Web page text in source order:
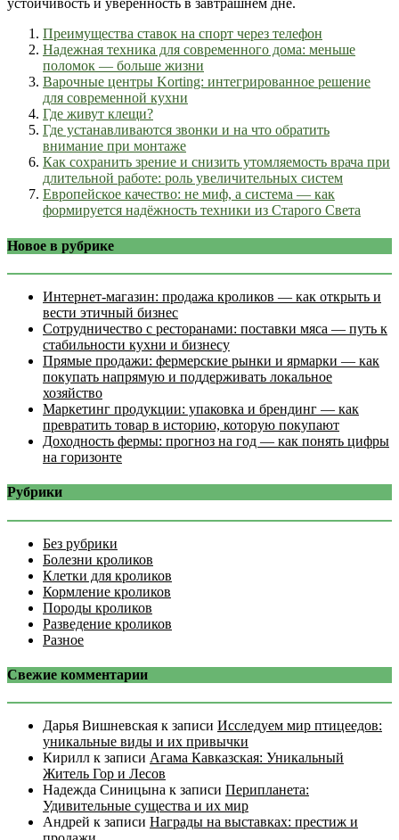
устойчивость и уверенность в завтрашнем дне.
Преимущества ставок на спорт через телефон
Надежная техника для современного дома: меньше
поломок — больше жизни
Варочные центры Korting: интегрированное решение
для современной кухни
Где живут клещи?
Где устанавливаются звонки и на что обратить
внимание при монтаже
Как сохранить зрение и снизить утомляемость врача при
длительной работе: роль увеличительных систем
Европейское качество: не миф, а система — как
формируется надёжность техники из Старого Света
Новое в рубрике
Интернет‑магазин: продажа кроликов — как открыть и
вести этичный бизнес
Сотрудничество с ресторанами: поставки мяса — путь к
стабильности кухни и бизнесу
Прямые продажи: фермерские рынки и ярмарки — как
покупать напрямую и поддерживать локальное
хозяйство
Маркетинг продукции: упаковка и брендинг — как
превратить товар в историю, которую покупают
Доходность фермы: прогноз на год — как понять цифры
на горизонте
Рубрики
Без рубрики
Болезни кроликов
Клетки для кроликов
Кормление кроликов
Породы кроликов
Разведение кроликов
Разное
Свежие комментарии
Дарья Вишневская к записи Исследуем мир птицеедов:
уникальные виды и их привычки
Кирилл к записи Агама Кавказская: Уникальный
Житель Гор и Лесов
Надежда Синицына к записи Перипланета:
Удивительные существа и их мир
Андрей к записи Награды на выставках: престиж и